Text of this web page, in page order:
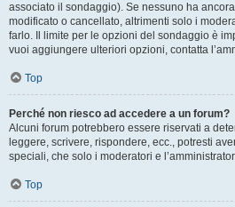
associato il sondaggio). Se nessuno ha
modificato o cancellato, altrimenti solo i
farlo. Il limite per le opzioni del sondaggio è
vuoi aggiungere ulteriori opzioni, contatta
Top
Perché non riesco ad accedere a un forum?
Alcuni forum potrebbero essere riservati a
leggere, scrivere, rispondere, ecc., potresti
speciali, che solo i moderatori e
Top